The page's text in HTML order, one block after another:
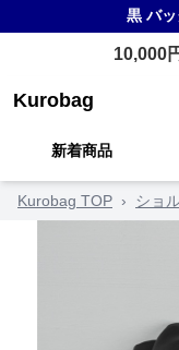
黒 バ
10,000
Kurobag
新着商品
Kurobag TOP › ショ